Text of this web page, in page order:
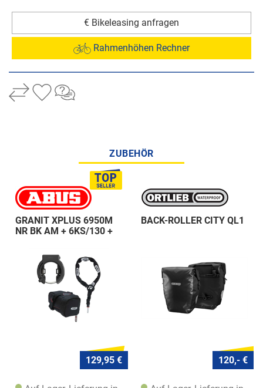
€ Bikeleasing anfragen
Rahmenhöhen Rechner
ZUBEHÖR
GRANIT XPLUS 6950M
NR BK AM + 6KS/130 +
129,95 €
BACK-ROLLER CITY QL1
120,- €